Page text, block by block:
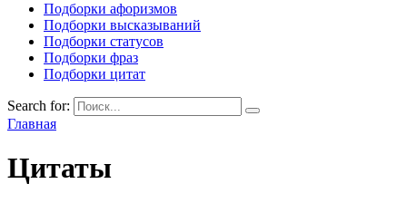
Подборки афоризмов
Подборки высказываний
Подборки статусов
Подборки фраз
Подборки цитат
Search for:
Главная
Цитаты